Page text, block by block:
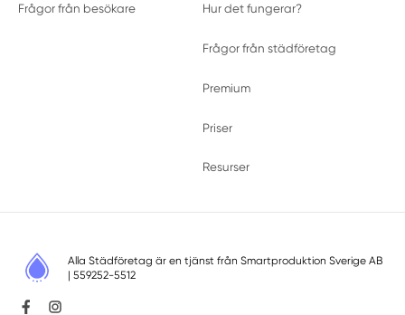
Frågor från besökare Hur det fungerar?
Frågor från städföretag
Premium
Priser
Resurser
Alla Städföretag är en tjänst från Smartproduktion Sverige AB
| 559252-5512